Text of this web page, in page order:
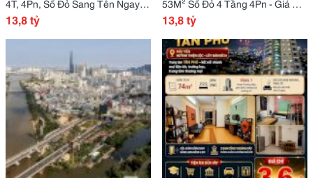
4T, 4Pn, Sổ Đỏ Sang Tên Ngay -
13.8 Tỷ Tân Bình!
13,8 tỷ
53M² Sổ Đỏ 4 Tầng 4Pn - Giá Rẻ
Hơn Thị Trường 13.8 Tỷ!
13,8 tỷ